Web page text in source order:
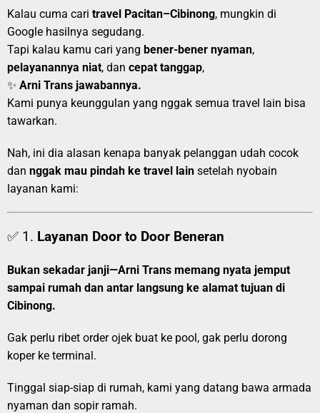
Kalau cuma cari travel Pacitan–Cibinong, mungkin di
Google hasilnya segudang.
Tapi kalau kamu cari yang bener-bener nyaman,
pelayanannya niat, dan cepat tanggap,
✨ Arni Trans jawabannya.
Kami punya keunggulan yang nggak semua travel lain bisa
tawarkan.
Nah, ini dia alasan kenapa banyak pelanggan udah cocok
dan nggak mau pindah ke travel lain setelah nyobain
layanan kami:
✅ 1. Layanan Door to Door Beneran
Bukan sekadar janji—Arni Trans memang nyata jemput
sampai rumah dan antar langsung ke alamat tujuan di
Cibinong.
Gak perlu ribet order ojek buat ke pool, gak perlu dorong
koper ke terminal.
Tinggal siap-siap di rumah, kami yang datang bawa armada
nyaman dan sopir ramah.